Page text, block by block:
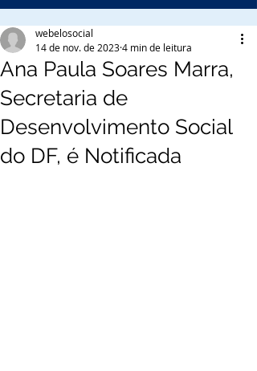
Ana Paula Soares Marra,
Secretaria de
Desenvolvimento Social
do DF, é Notificada
webelosocial
14 de nov. de 20234 min de leitura